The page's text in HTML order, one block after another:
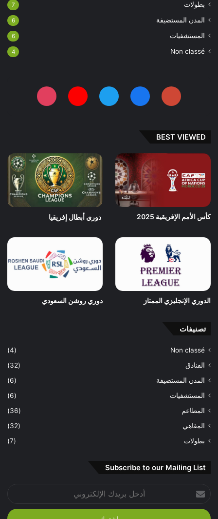
بطولات 7
المدن المستضيفة 6
المستشفيات 6
Non classé
4
BEST VIEWED
كأس الأمم الإفريقية 2025 دوري أبطال إفريقيا
الدوري الإنجليزي الممتاز دوري روشن السعودي
تصنيفات
Non classé
(4)
الفنادق
(32)
المدن المستضيفة
(6)
المستشفيات
(6)
المطاعم
(36)
المقاهي
(32)
بطولات
(7)
Subscribe to our Mailing List
بريدك
الإلكتروني